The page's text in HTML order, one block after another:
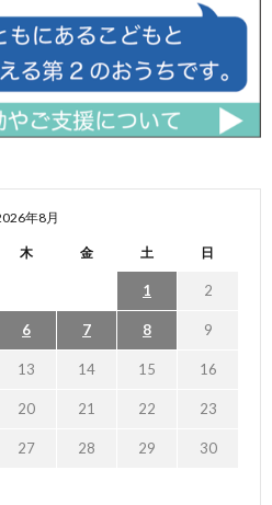
年8月
木 金 土 日
1 2
6 7 8 9
13 14 15 16
20 21 22 23
27 28 29 30